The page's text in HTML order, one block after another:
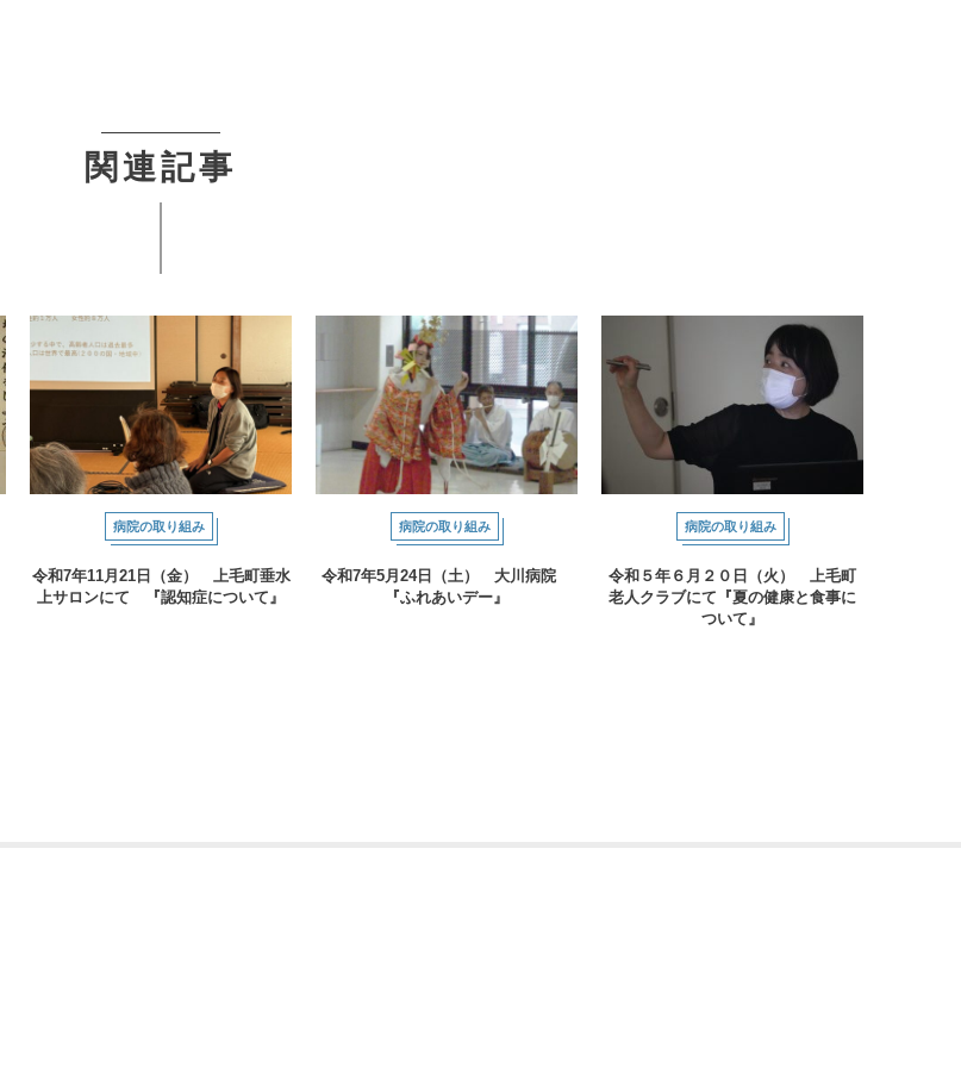
関連記事
病院の取り組み
令和7年11月21日（金） 上毛町垂水
上サロンにて 『認知症について』
病院の取り組み
令和7年5月24日（土） 大川病院
『ふれあいデー』
病院の取り組み
令和５年６月２０日（火） 上毛町
老人クラブにて『夏の健康と食事に
ついて』